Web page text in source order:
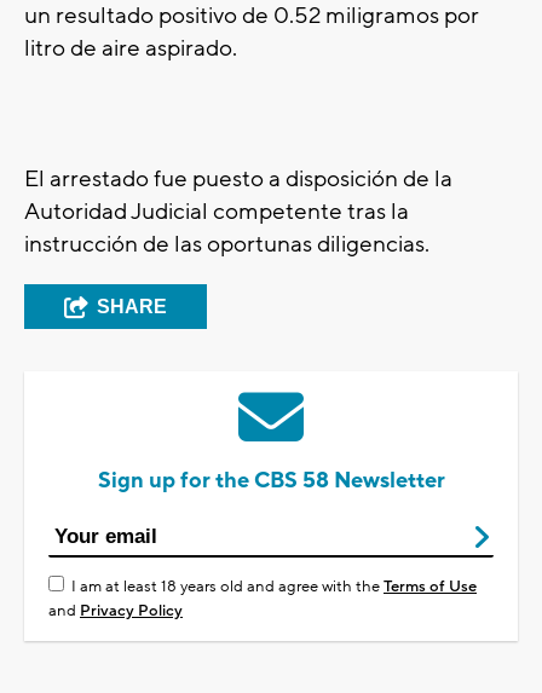
un resultado positivo de 0.52 miligramos por
litro de aire aspirado.
El arrestado fue puesto a disposición de la
Autoridad Judicial competente tras la
instrucción de las oportunas diligencias.
SHARE
Sign up for the CBS 58 Newsletter
I am at least 18 years old and agree with theTerms of Use
and Privacy Policy